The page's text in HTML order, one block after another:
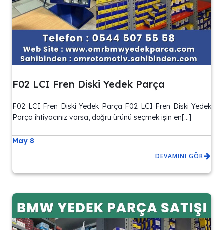
F02 LCI Fren Diski Yedek Parça
F02 LCI Fren Diski Yedek Parça F02 LCI Fren Diski Yedek
Parça ihtiyacınız varsa, doğru ürünü seçmek işin en[…]
May 8
DEVAMINI GÖR